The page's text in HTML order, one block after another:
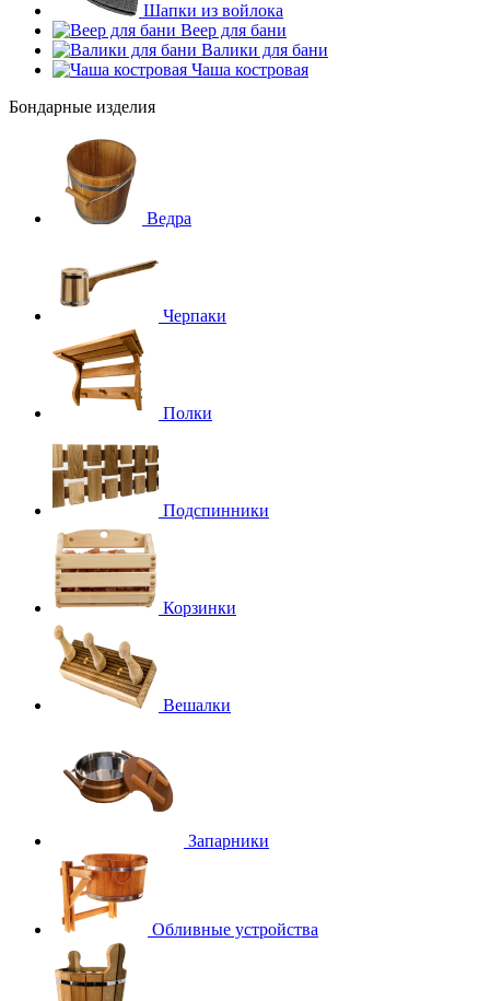
Шапки из войлока
Веер для бани
Валики для бани
Чаша костровая
Бондарные изделия
Ведра
Черпаки
Полки
Подспинники
Корзинки
Вешалки
Запарники
Обливные устройства